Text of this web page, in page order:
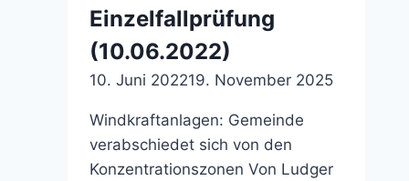
Einzelfallprüfung
(10.06.2022)
10. Juni 202219. November 2025
Windkraftanlagen: Gemeinde
verabschiedet sich von den
Konzentrationszonen Von Ludger